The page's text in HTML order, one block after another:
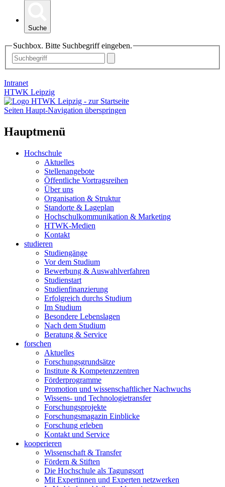
Suche
Suchbox. Bitte Suchbegriff eingeben.
Intranet
HTWK Leipzig
Seiten Haupt-Navigation überspringen
Hauptmenü
Hochschule
Aktuelles
Stellenangebote
Öffentliche Vortragsreihen
Über uns
Organisation & Struktur
Standorte & Lageplan
Hochschulkommunikation & Marketing
HTWK-Medien
Kontakt
studieren
Studiengänge
Vor dem Studium
Bewerbung & Auswahlverfahren
Studienstart
Studienfinanzierung
Erfolgreich durchs Studium
Im Studium
Besondere Lebenslagen
Nach dem Studium
Beratung & Service
forschen
Aktuelles
Forschungsgrundsätze
Institute & Kompetenzzentren
Förderprogramme
Promotion und wissenschaftlicher Nachwuchs
Wissens- und Technologietransfer
Forschungsprojekte
Forschungsmagazin Einblicke
Forschung erleben
Kontakt und Service
kooperieren
Wissenschaft & Transfer
Fördern & Stiften
Die Hochschule als Tagungsort
Mit Expertinnen und Experten netzwerken